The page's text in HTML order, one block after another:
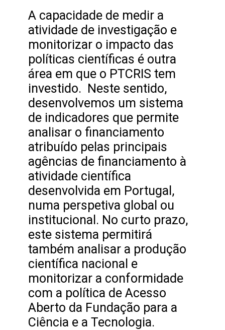
A capacidade de medir a
atividade de investigação e
monitorizar o impacto das
políticas científicas é outra
área em que o PTCRIS tem
investido. Neste sentido,
desenvolvemos um sistema
de indicadores que permite
analisar o financiamento
atribuído pelas principais
agências de financiamento à
atividade científica
desenvolvida em Portugal,
numa perspetiva global ou
institucional. No curto prazo,
este sistema permitirá
também analisar a produção
científica nacional e
monitorizar a conformidade
com a política de Acesso
Aberto da Fundação para a
Ciência e a Tecnologia.